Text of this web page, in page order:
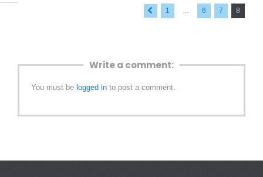
1 6 7 8
Write a comment:
You must be logged in to post a comment.